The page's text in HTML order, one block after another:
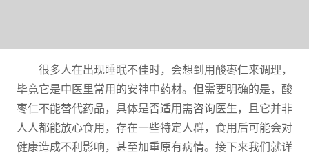
很多人在出现睡眠不佳时，会想到用酸枣仁来调理，
毕竟它是中医里常用的安神中药材。但需要明确的是，酸
枣仁不能替代药品，具体是否适用需咨询医生，且它并非
人人都能放心食用，存在一些特定人群，食用后可能会对
健康造成不利影响，甚至加重原有病情。接下来我们就详